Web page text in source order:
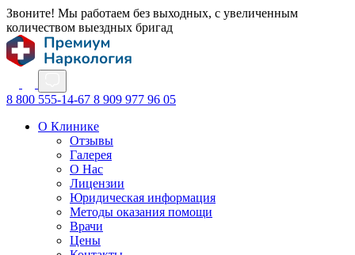
Звоните! Мы работаем без выходных, с увеличенным
количеством выездных бригад
8 800 555-14-67 8 909 977 96 05
О Клинике
Отзывы
Галерея
О Нас
Лицензии
Юридическая информация
Методы оказания помощи
Врачи
Цены